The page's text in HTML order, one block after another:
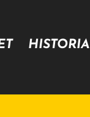
HISTORIA